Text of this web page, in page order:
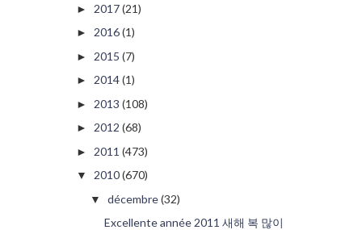
► 2017(21)
► 2016(1)
► 2015 (7)
► 2014(1)
► 2013 (108)
► 2012 (68)
► 2011 (473)
▼ 2010(670)
▼ décembre(32)
Excellente année 2011 새해 복 많이